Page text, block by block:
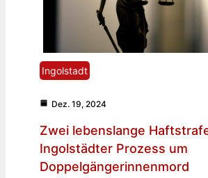
Ingolstadt
Dez. 19, 2024
Zwei lebenslange
Ingolstädter Prozess um
Doppelgängerinnenmord